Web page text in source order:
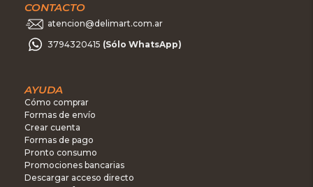
CONTACTO
atencion@delimart.com.ar
3794320415 (Sólo WhatsApp)
AYUDA
Cómo comprar
Formas de envío
Crear cuenta
Formas de pago
Pronto consumo
Promociones bancarias
Descargar acceso directo